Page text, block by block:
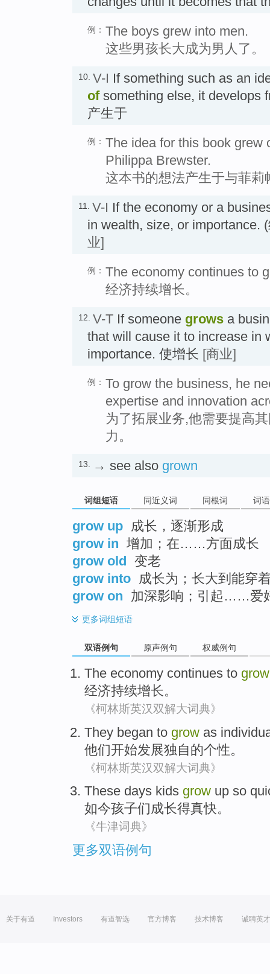
例： The boys grew into men.
这些男孩长大成为男人了。
10. V-I If something such as an
ofsomething else, it develops
产生于
例： The idea for this book grew
Philippa Brewster.
这本书的想法产生于与菲莉
11. V-I If the economy or a
in wealth, size, or importance.
业]
例： The economy continues to
经济持续增长。
12. V-T If someone grows a
that will cause it to increase in
importance. 使增长 [商业]
例： To grow the business, he
expertise and innovation
为了拓展业务,他需要提高
力。
13. → see also grown
词组短语 同近义词 同根词 词
grow up 成长，逐渐形成
grow in 增加；在……方面成长
grow old 变老
grow into 成长为；长大到能穿
grow on 加深影响；引起……爱
更多词组短语
双语例句 原声例句 权威例句
The economy continues to grow
经济持续增长。
《柯林斯英汉双解大词典》
They began to grow as
他们开始发展独自的个性。
《柯林斯英汉双解大词典》
These days kids grow up so
如今孩子们成长得真快。
《牛津词典》
更多双语例句
关于有道 Investors 有道智选 官方博客 技术博客 诚聘英才